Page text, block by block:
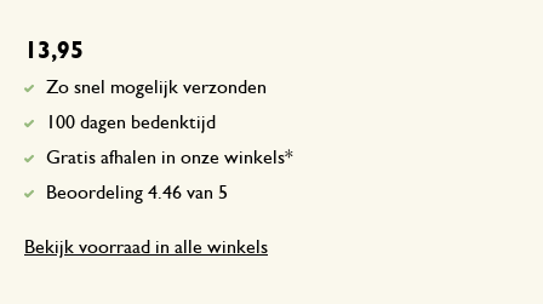
13,95
Zo snel mogelijk verzonden
100 dagen bedenktijd
Gratis afhalen in onze winkels*
Beoordeling 4.46 van 5
Bekijk voorraad in alle winkels